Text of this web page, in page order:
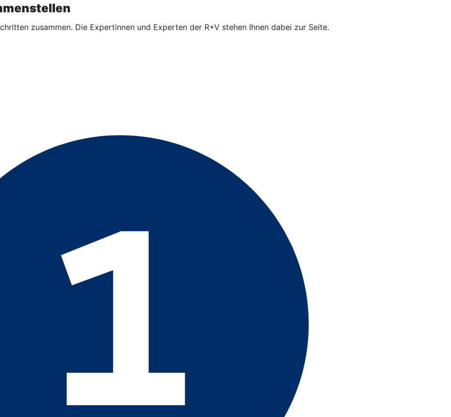
zusammen. Die Expertinnen und Experten der R+V stehen Ihnen dabei zur Seite.